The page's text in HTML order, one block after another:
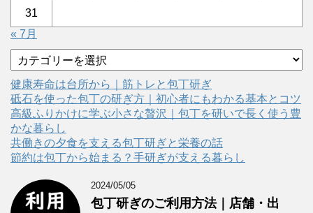
31
« 7月
テ
ゴ
リ
ー
健康寿命は台所から｜筋トレと包丁研ぎ
砥石を使った包丁の研ぎ方｜初心者にもわかる基本とコツ
高級ふりかけに学ぶ小さな贅沢｜包丁を研いで長く使う豊
かな暮らし
共働きの夕食を支える包丁研ぎと栄養の話
節約は包丁から始まる？手研ぎが支える暮らし
2024/05/05
包丁研ぎのご利用方法｜店舗・出